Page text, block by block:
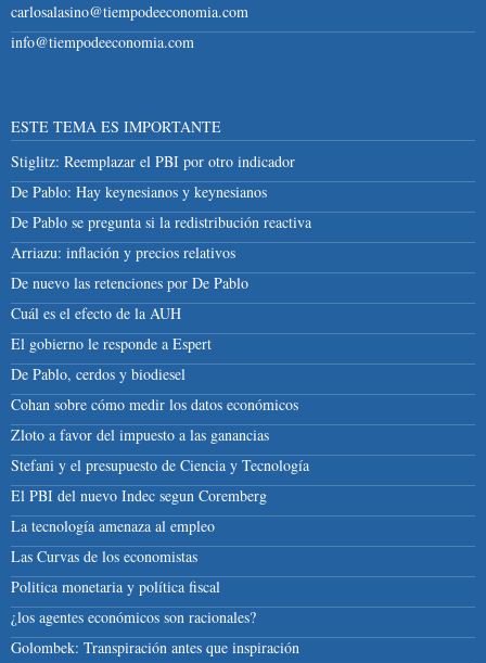
carlosalasino@tiempodeeconomia.com
info@tiempodeeconomia.com
ESTE TEMA ES IMPORTANTE
Stiglitz: Reemplazar el PBI por otro indicador
De Pablo: Hay keynesianos y keynesianos
De Pablo se pregunta si la redistribución reactiva
Arriazu: inflación y precios relativos
De nuevo las retenciones por De Pablo
Cuál es el efecto de la AUH
El gobierno le responde a Espert
De Pablo, cerdos y biodiesel
Cohan sobre cómo medir los datos económicos
Zloto a favor del impuesto a las ganancias
Stefani y el presupuesto de Ciencia y Tecnología
El PBI del nuevo Indec segun Coremberg
La tecnología amenaza al empleo
Las Curvas de los economistas
Politica monetaria y política fiscal
¿los agentes económicos son racionales?
Golombek: Transpiración antes que inspiración